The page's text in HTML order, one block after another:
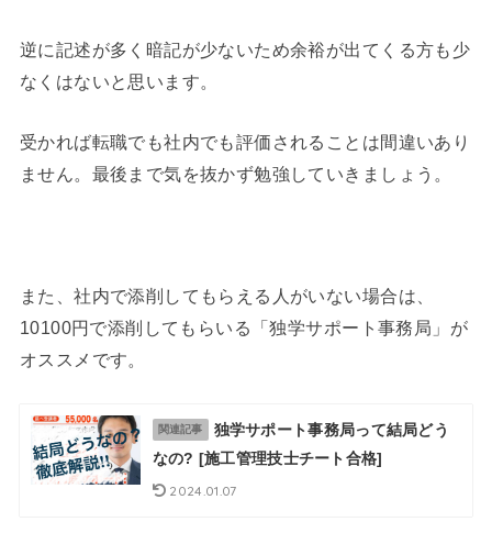
逆に記述が多く暗記が少ないため余裕が出てくる方も少
なくはないと思います。
受かれば転職でも社内でも評価されることは間違いあり
ません。最後まで気を抜かず勉強していきましょう。
また、社内で添削してもらえる人がいない場合は、
10100円で添削してもらいる「独学サポート事務局」が
オススメです。
関連記事
独学サポート事務局って結局どう
なの? [施工管理技士チート合格]
2024.01.07